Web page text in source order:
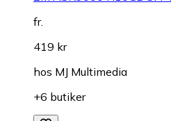
fr.
419 kr
hos MJ Multimedia
+6 butiker